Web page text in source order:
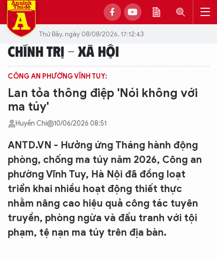
Thứ Bảy, ngày 08/08/2026, 17:12:43
CHÍNH TRỊ - XÃ HỘI
CÔNG AN PHƯỜNG VĨNH TUY:
Lan tỏa thông điệp 'Nói không với
ma túy'
Huyền Chi 10/06/2026 08:51
ANTD.VN - Hưởng ứng Tháng hành động
phòng, chống ma túy năm 2026, Công an
phường Vĩnh Tuy, Hà Nội đã đồng loạt
triển khai nhiều hoạt động thiết thực
nhằm nâng cao hiệu quả công tác tuyên
truyền, phòng ngừa và đấu tranh với tội
phạm, tệ nạn ma túy trên địa bàn.